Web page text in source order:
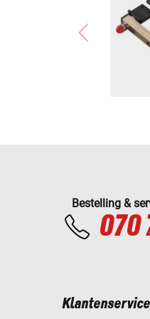
Bestelling &
070
Klantenservice